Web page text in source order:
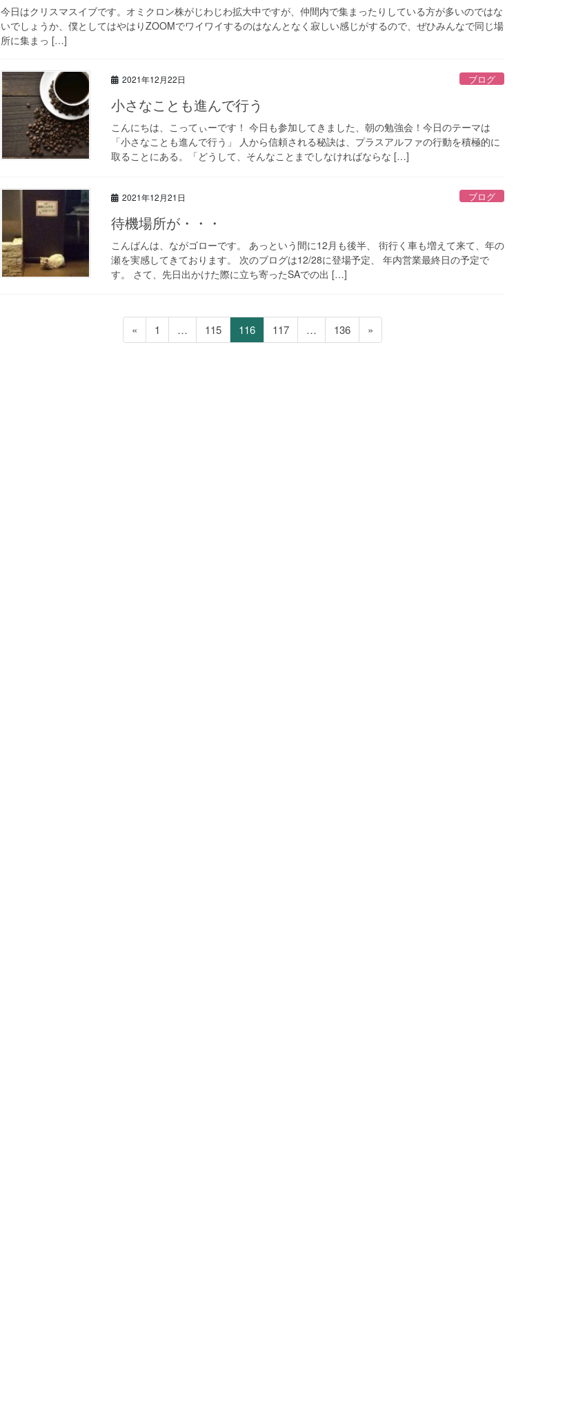
今日はクリスマスイブです。オミクロン株がじわじわ拡大中ですが、仲間内で集まったりしている方が多いのではな
いでしょうか、僕としてはやはりZOOMでワイワイするのはなんとなく寂しい感じがするので、ぜひみんなで同じ場
所に集まっ […]
2021年12月22日 ブログ
小さなことも進んで行う
こんにちは、こってぃーです！ 今日も参加してきました、朝の勉強会！今日のテーマは
「小さなことも進んで行う」 人から信頼される秘訣は、プラスアルファの行動を積極的に
取ることにある。「どうして、そんなことまでしなければならな […]
2021年12月21日 ブログ
待機場所が・・・
こんばんは、ながゴローです。 あっという間に12月も後半、 街行く車も増えて来て、年の
瀬を実感してきております。 次のブログは12/28に登場予定、 年内営業最終日の予定で
す。 さて、先日出かけた際に立ち寄ったSAでの出 […]
«
ペ
ー
1 …
ペ
ー
115
ペ
ー
116
ペ
ー
117 …
ペ
ー
136 »